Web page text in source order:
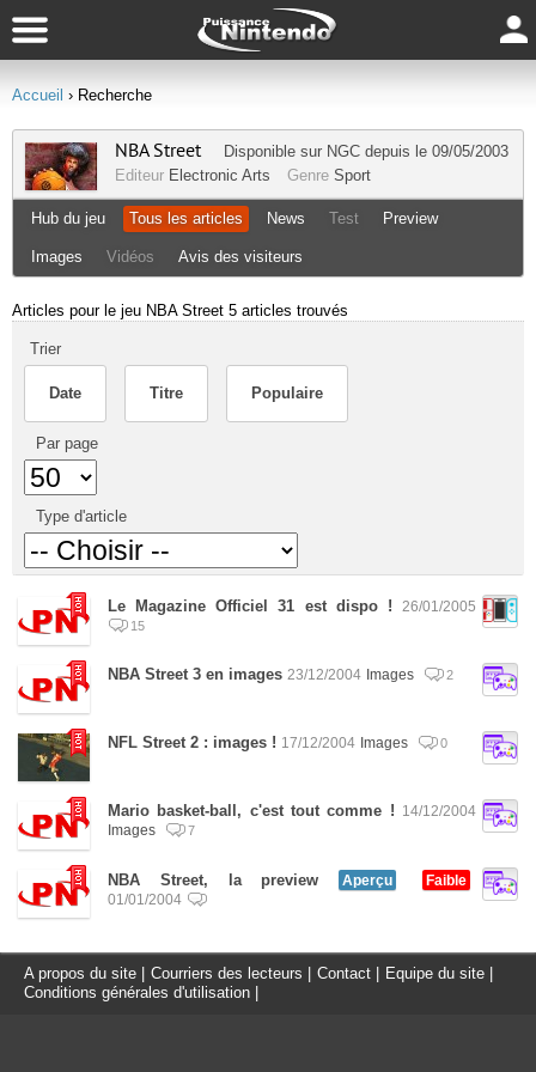
Accueil › Recherche
NBA Street Disponible sur NGC depuis le 09/05/2003
Editeur Electronic Arts Genre Sport
Hub du jeu Tous les articles News Test Preview
Images Vidéos Avis des visiteurs
Articles pour le jeu NBA Street 5 articles trouvés
Trier
Date Titre Populaire
Par page
Type d'article
Le Magazine Officiel 31 est dispo ! 26/01/2005
15
NBA Street 3 en images 23/12/2004 Images 2
NFL Street 2 : images ! 17/12/2004 Images 0
Mario basket-ball, c'est tout comme !
14/12/2004
Images
7
NBA Street, la preview Aperçu
Faible
01/01/2004
A propos du site Courriers des lecteurs Contact Equipe du site
Conditions générales d'utilisation